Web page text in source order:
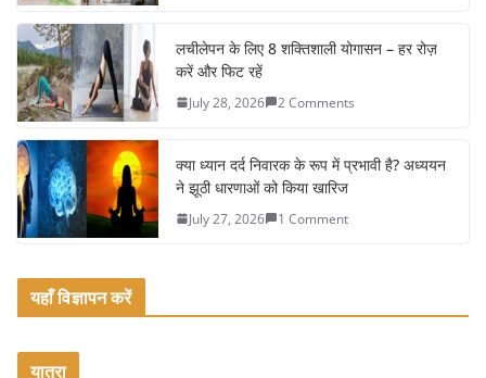
o
k
लचीलेपन के लिए 8 शक्तिशाली योगासन – हर रोज़
करें और फिट रहें
July 28, 2026 2 Comments
क्या ध्यान दर्द निवारक के रूप में प्रभावी है? अध्ययन
ने झूठी धारणाओं को किया खारिज
July 27, 2026 1 Comment
यहाँ विज्ञापन करें
यात्रा